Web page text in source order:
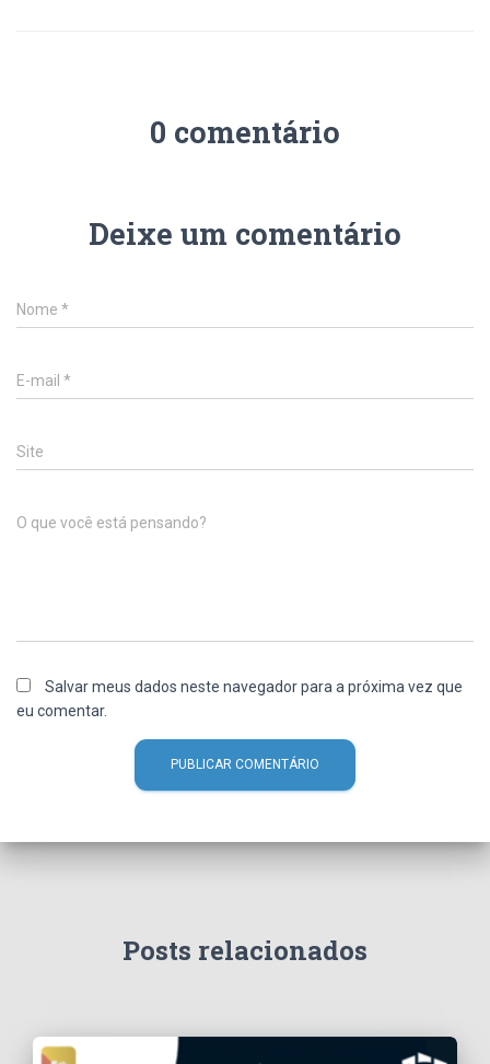
0 comentário
Deixe um comentário
Nome *
E-mail *
Site
O que você está pensando?
Salvar meus dados neste navegador para a próxima vez que
eu comentar.
Posts relacionados